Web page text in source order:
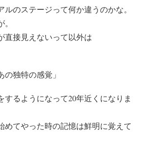
ルのステージって何か違うのかな。
直接見えないって以外は
独特の感覚」
するようになって20年近くになりま
めてやった時の記憶は鮮明に覚えて